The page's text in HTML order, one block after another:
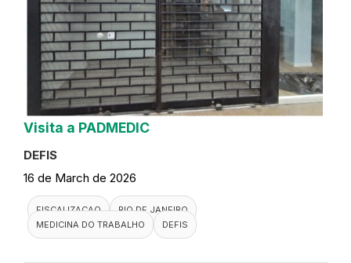
Visita a PADMEDIC
DEFIS
16 de March de 2026
FISCALIZACAO
RIO DE JANEIRO
MEDICINA DO TRABALHO
DEFIS